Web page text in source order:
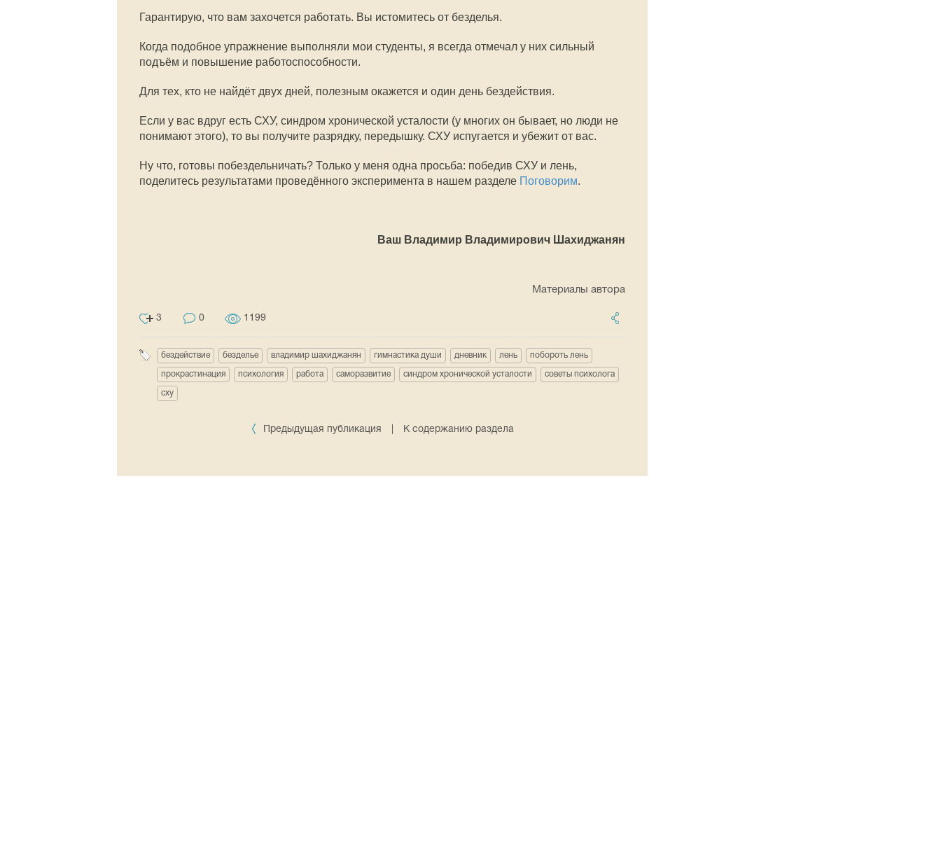
Гарантирую, что вам захочется работать. Вы истомитесь от безделья.
Когда подобное упражнение выполняли мои студенты, я всегда отмечал у них сильный
подъём и повышение работоспособности.
Для тех, кто не найдёт двух дней, полезным окажется и один день бездействия.
Если у вас вдруг есть СХУ, синдром хронической усталости (у многих он бывает, но люди не
понимают этого), то вы получите разрядку, передышку. СХУ испугается и убежит от вас.
Ну что, готовы побездельничать? Только у меня одна просьба: победив СХУ и лень,
поделитесь результатами проведённого эксперимента в нашем разделе Поговорим.
Ваш Владимир Владимирович Шахиджанян
Материалы автора
3 0 1199
бездействие безделье владимир шахиджанян гимнастика души дневник лень побороть лень
прокрастинация психология работа саморазвитие синдром хронической усталости советы психолога
сху
Предыдущая публикация К содержанию раздела